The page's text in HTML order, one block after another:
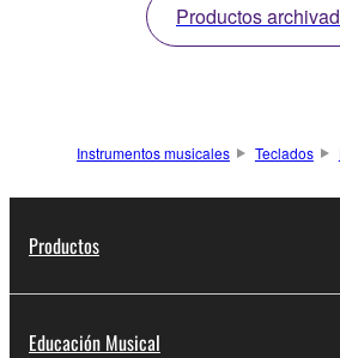
Productos
Instrumentos musicales Teclados
Productos
Educación Musical